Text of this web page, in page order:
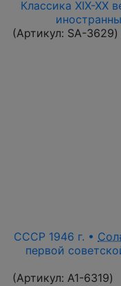
Классика XIX-XX
(Артикул: SA-3629)
СССР 1946 г. •
первой
(Артикул: A1-6319)